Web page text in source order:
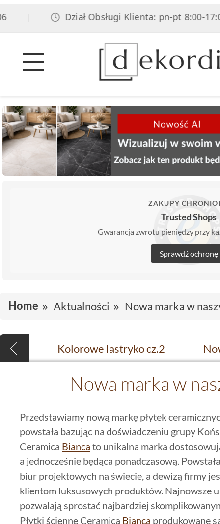
| Dział Obsługi Klienta: pn-pt 8:00-17:00,
ZAKUPY
Trusted Shops
Gwarancja zwrotu pieniędzy przy
Sprawdź ochronę
Home Aktualności Nowa marka w
Kolorowe lastryko cz.2
Nowa marka w
Przedstawiamy nową markę płytek
powstała bazując na doświadczeniu grupy
Ceramica Bianca to unikalna marka
a jednocześnie będąca ponadczasową.
biur projektowych na świecie, a dewizą firmy
klientom luksusowych produktów. Najnowsze
pozwalają sprostać najbardziej
Płytki ścienne Ceramica Bianca produkowane